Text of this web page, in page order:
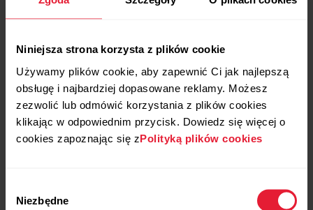
Niniejsza strona korzysta z plików cookie
Używamy plików cookie, aby zapewnić Ci jak najlepszą
obsługę i najbardziej dopasowane reklamy. Możesz
zezwolić lub odmówić korzystania z plików cookies
klikając w odpowiednim przycisk. Dowiedz się więcej o
cookies zapoznając się zPolityką plików cookies
zgody
Niezbędne